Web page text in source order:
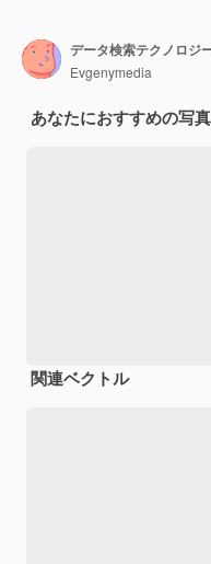
Evgenymedia
あなたにおすすめの写真
関連ベクトル